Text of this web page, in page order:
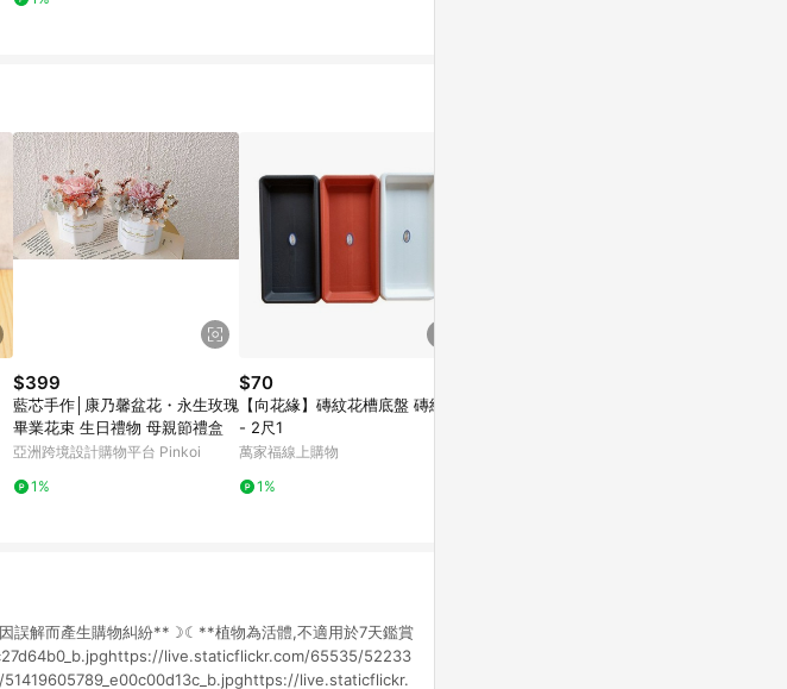
$399
藍芯手作│康乃馨盆花・永生玫瑰
畢業花束 生日禮物 母親節禮盒
亞洲跨境設計購物平台 Pinkoi
1%
$70
【向花緣】磚紋花槽底盤 磚紅色
- 2尺1
萬家福線上購物
1%
誤解而產生購物糾紛**☽☾**植物為活體,不適用於7天鑑賞
live.staticflickr.com/65535/52233
live.staticflickr.